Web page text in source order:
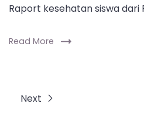
Raport kesehatan siswa dari
Read More
Next